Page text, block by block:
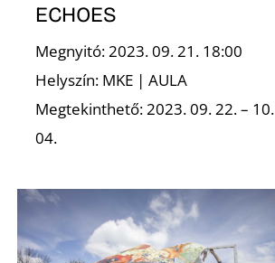
ECHOES
Megnyitó: 2023. 09. 21. 18:00
Helyszín: MKE | AULA
Megtekinthető: 2023. 09. 22. – 10.
04.